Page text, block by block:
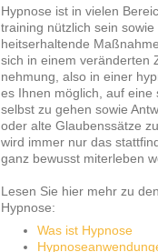
Hypnose ist in vielen
training nützlich sein
heitserhaltende
sich in einem veränderten
nehmung, also in einer
es Ihnen möglich, auf eine
selbst zu gehen sowie
oder alte Glaubenssätze
wird immer nur das
ganz bewusst miterleben
Lesen Sie hier mehr zu
Hypnose:
Was ist Hypnose